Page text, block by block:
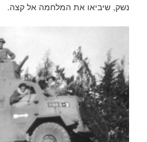
נשק, שיביאו את המלחמה אל קצה.